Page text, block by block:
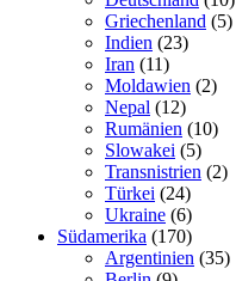
Griechenland (5)
Indien (23)
Iran (11)
Moldawien (2)
Nepal (12)
Rumänien (10)
Slowakei (5)
Transnistrien (2)
Türkei (24)
Ukraine (6)
Südamerika (170)
Argentinien (35)